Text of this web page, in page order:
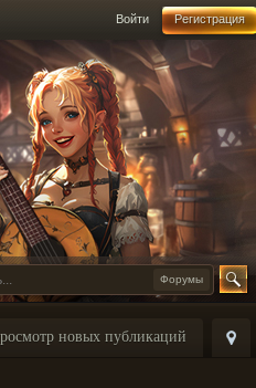
Войти Регистрация
Форумы
новых публикаций